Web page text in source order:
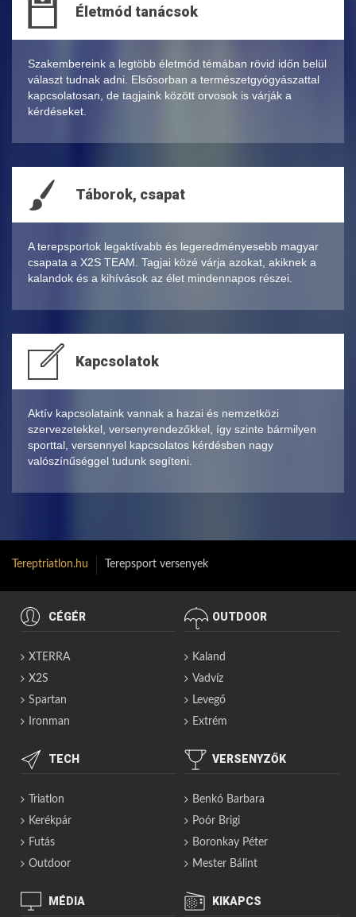
Életmód tanácsok
Szakembereink a legtöbb életmód témában rövid időn belül
választ tudnak adni. Elsősorban a természetgyógyászattal
kapcsolatosan, de tagjaink között orvosok is várják a
kérdéseket.
Táborok, csapat
A terepsportok legaktívabb és legeredményesebb magyar
csapata a X2S TEAM. Tagjai közé várja azokat, akiknek a
kalandok és a kihívások az élet mindennapos részei.
Kapcsolatok
Aktív kapcsolataink vannak a hazai és nemzetközi
szervezetekkel, versenyrendezőkkel, így szinte bármilyen
sporttal, versennyel kapcsolatos kérdésben nagy
valószínűséggel tudunk segíteni.
Tereptriatlon.hu Terepsport versenyek
CÉGÉR
XTERRA
X2S
Spartan
Ironman
OUTDOOR
Kaland
Vadvíz
Levegő
Extrém
TECH
Triatlon
Kerékpár
Futás
Outdoor
VERSENYZŐK
Benkó Barbara
Poór Brigi
Boronkay Péter
Mester Bálint
MÉDIA KIKAPCS